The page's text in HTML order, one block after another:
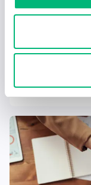
Tecken på en